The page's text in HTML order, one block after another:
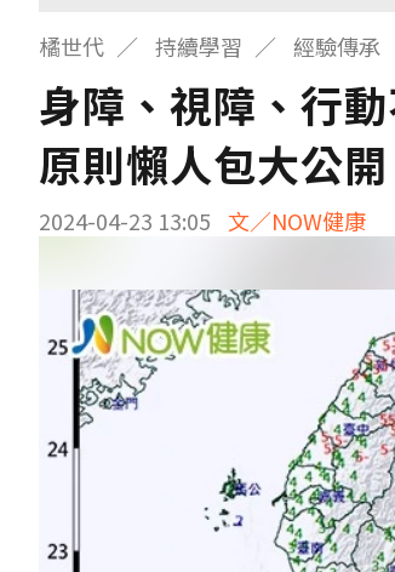
橘世代 持續學習 經驗傳承
身障、視障、行
原則懶人包大公開
2024-04-23 13:05 文／NOW健康